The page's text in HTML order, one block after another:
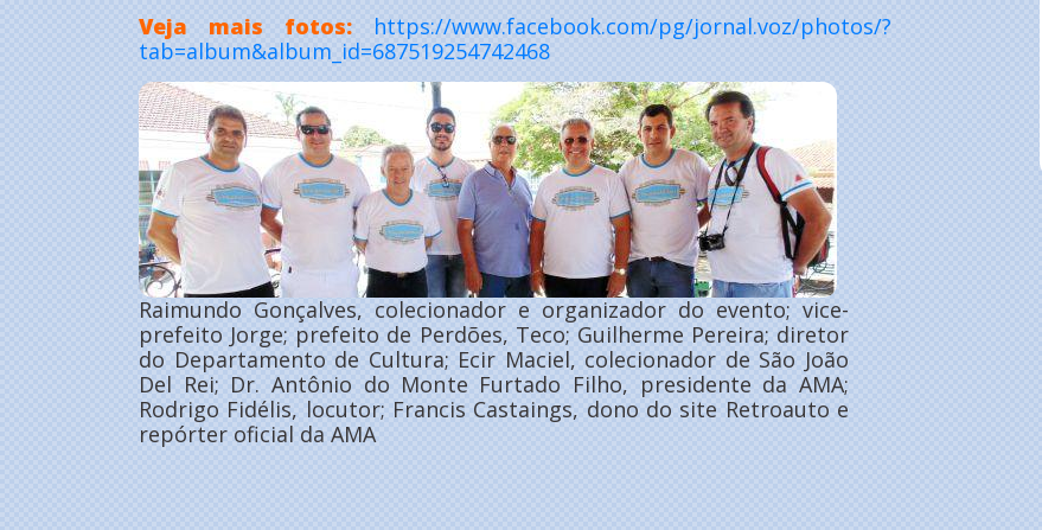
Veja mais fotos:
https://www.facebook.com/pg/jornal.voz/photos/?
tab=album&album_id=687519254742468
Raimundo Gonçalves, colecionador e organizador do evento; vice-
prefeito Jorge; prefeito de Perdões, Teco; Guilherme Pereira; diretor
do Departamento de Cultura; Ecir Maciel, colecionador de São João
Del Rei; Dr. Antônio do Monte Furtado Filho, presidente da AMA;
Rodrigo Fidélis, locutor; Francis Castaings, dono do site Retroauto e
repórter oficial da AMA